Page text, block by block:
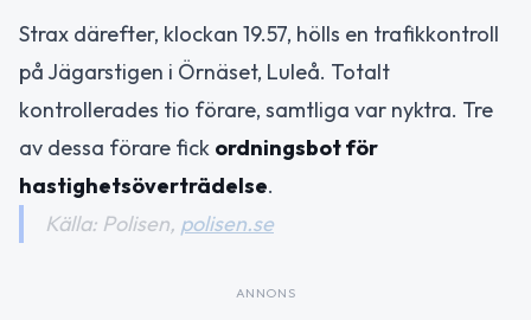
Strax därefter, klockan 19.57, hölls en trafikkontroll
på Jägarstigen i Örnäset, Luleå. Totalt
kontrollerades tio förare, samtliga var nyktra. Tre
av dessa förare fick ordningsbot för
hastighetsöverträdelse.
Källa: Polisen, polisen.se
ANNONS